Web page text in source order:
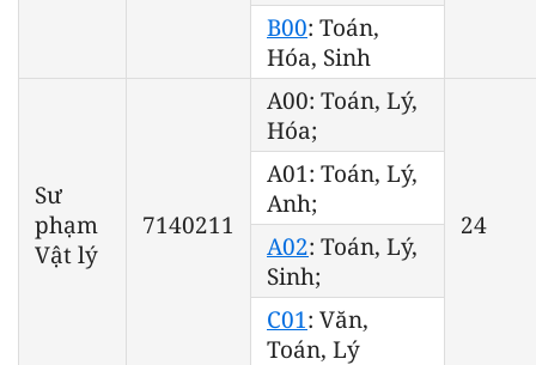
B00: Toán,
Hóa, Sinh
Sư
phạm
Vật lý
7140211
A00: Toán, Lý,
Hóa;
24
A01: Toán, Lý,
Anh;
A02: Toán, Lý,
Sinh;
C01 : Văn,
Toán, Lý